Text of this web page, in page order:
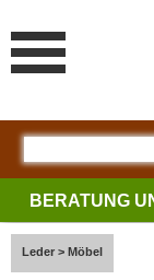
BERATUNG
Leder > Möbel